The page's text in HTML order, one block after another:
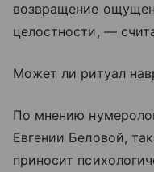
возвращение
целостности, —
Может ли ритуал
По мнению
Евгении Беловой,
приносит